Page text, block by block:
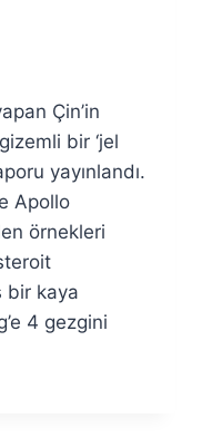
Çin’in
bir ‘jel
yayınlandı.
Apollo
örnekleri
bir kaya
4 gezgini